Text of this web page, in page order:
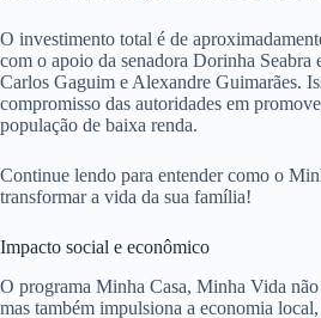
O investimento total é de
com o apoio da senadora Dorinha Seabra
Carlos Gaguim e Alexandre Guimarães.
compromisso das autoridades em
população de baixa renda.
Continue lendo para entender como o
transformar a vida da sua família!
Impacto social e econômico
O programa Minha Casa, Minha Vida não
mas também impulsiona a economia